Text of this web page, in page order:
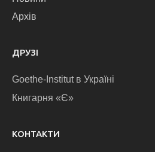
Архів
ДРУЗІ
Goethe-Institut в Україні
Книгарня «Є»
КОНТАКТИ